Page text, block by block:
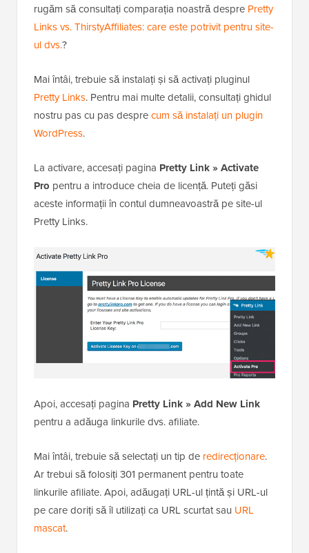
rugăm să consultați comparația noastră despre Pretty
Links vs. ThirstyAffiliates: care este potrivit pentru site-
ul dvs.?
Mai întâi, trebuie să instalați și să activați pluginul
Pretty Links. Pentru mai multe detalii, consultați ghidul
nostru pas cu pas desprecum să instalați un plugin
WordPress.
La activare, accesați pagina Pretty Link » Activate
Pro pentru a introduce cheia de licență. Puteți găsi
aceste informații în contul dumneavoastră pe site-ul
Pretty Links.
Apoi, accesați pagina Pretty Link » Add New Link
pentru a adăuga linkurile dvs. afiliate.
Mai întâi, trebuie să selectați un tip de redirecționare.
Ar trebui să folosiți 301 permanent pentru toate
linkurile afiliate. Apoi, adăugați URL-ul țintă și URL-ul
pe care doriți să îl utilizați ca URL scurtat sau URL
mascat.